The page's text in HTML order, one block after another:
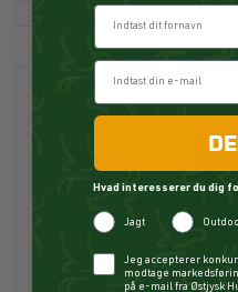
Fornavn
Hvad interesserer du dig
Jagt
CheckboxJeg accepterer
modtage
på e-mail fra Østjysk